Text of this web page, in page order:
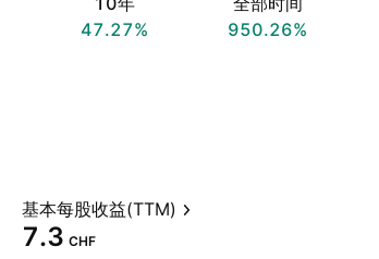
47.27%
950.26%
基本每股收益(TTM)
7.3 CHF